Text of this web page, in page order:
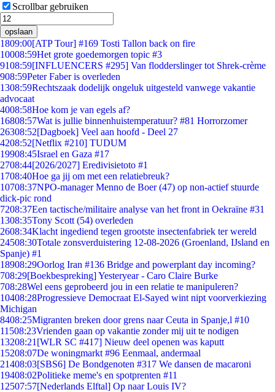
Scrollbar gebruiken
opslaan
1809:00[ATP Tour] #169 Tosti Tallon back on fire
10008:59Het grote goedemorgen topic #3
9108:59[INFLUENCERS #295] Van flodderslinger tot Shrek-crème
908:59Peter Faber is overleden
1308:59Rechtszaak dodelijk ongeluk uitgesteld vanwege vakantie
advocaat
4008:58Hoe kom je van egels af?
16808:57Wat is jullie binnenhuistemperatuur? #81 Horrorzomer
26308:52[Dagboek] Veel aan hoofd - Deel 27
4208:52[Netflix #210] TUDUM
19908:45Israel en Gaza #17
2708:44[2026/2027] Eredivisietoto #1
1708:40Hoe ga jij om met een relatiebreuk?
10708:37NPO-manager Menno de Boer (47) op non-actief stuurde
dick-pic rond
7208:37Een tactische/militaire analyse van het front in Oekraïne #31
1308:35Tony Scott (54) overleden
2608:34Klacht ingediend tegen grootste insectenfabriek ter wereld
24508:30Totale zonsverduistering 12-08-2026 (Groenland, IJsland en
Spanje) #1
18908:29Oorlog Iran #136 Bridge and powerplant day incoming?
708:29[Boekbespreking] Yesteryear - Caro Claire Burke
708:28Wel eens geprobeerd jou in een relatie te manipuleren?
10408:28Progressieve Democraat El-Sayed wint nipt voorverkiezing
Michigan
8408:25Migranten breken door grens naar Ceuta in Spanje,l #10
11508:23Vrienden gaan op vakantie zonder mij uit te nodigen
13208:21 [WLR SC #417] Nieuw deel openen was kaputt
15208:07De woningmarkt #96 Eenmaal, andermaal
21408:03[SBS6] De Bondgenoten #317 We dansen de macaroni
19408:02Politieke meme's en spotprenten #11
12507:57[Nederlands Elftal] Op naar Louis IV?